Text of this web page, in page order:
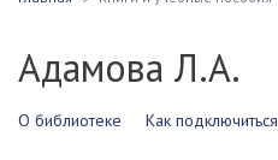
Адамова Л.А.
О библиотеке Как подключиться